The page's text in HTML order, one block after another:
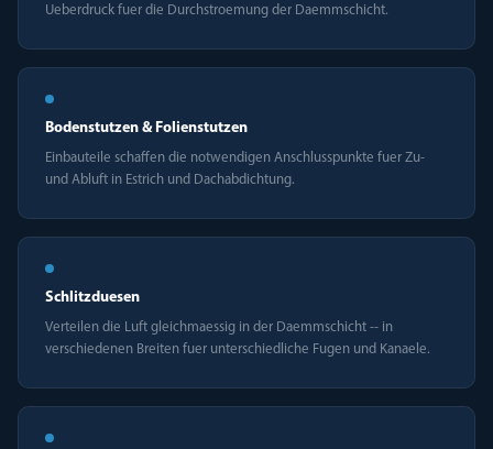
Ueberdruck fuer die Durchstroemung der Daemmschicht.
Bodenstutzen & Folienstutzen
Einbauteile schaffen die notwendigen Anschlusspunkte fuer Zu-
und Abluft in Estrich und Dachabdichtung.
Schlitzduesen
Verteilen die Luft gleichmaessig in der Daemmschicht -- in
verschiedenen Breiten fuer unterschiedliche Fugen und Kanaele.